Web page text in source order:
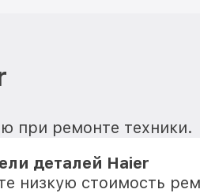
при ремонте техники.
деталей Haier
низкую стоимость